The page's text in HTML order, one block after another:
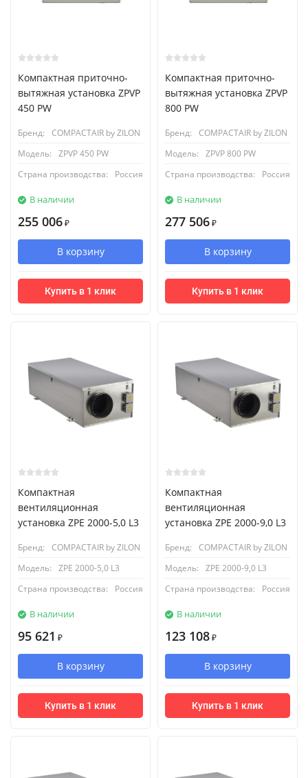
Компактная приточно-
вытяжная установка ZPVP
450 PW
Бренд:
COMPACTAIR by ZILON
Модель:
ZPVP 450 PW
Страна производства:
Россия
В наличии
255 006 ₽
В корзину
Купить в 1 клик
Компактная приточно-
вытяжная установка ZPVP
800 PW
Бренд:
COMPACTAIR by ZILON
Модель:
ZPVP 800 PW
Страна производства:
Россия
В наличии
277 506 ₽
В корзину
Купить в 1 клик
Компактная
вентиляционная
установка ZPE 2000-5,0 L3
Бренд:
COMPACTAIR by ZILON
Модель:
ZPE 2000-5,0 L3
Страна производства:
Россия
В наличии
95 621 ₽
В корзину
Купить в 1 клик
Компактная
вентиляционная
установка ZPE 2000-9,0 L3
Бренд:
COMPACTAIR by ZILON
Модель:
ZPE 2000-9,0 L3
Страна производства:
Россия
В наличии
123 108 ₽
В корзину
Купить в 1 клик